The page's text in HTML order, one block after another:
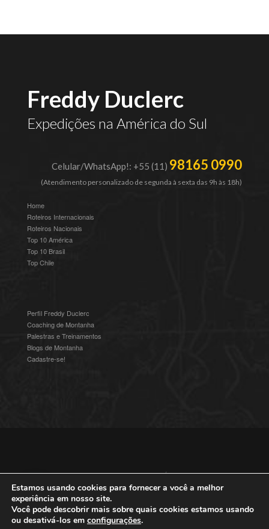
Freddy Duclerc
Expedições na América do Sul
Celular/WhatsApp!: +55 (11) 98165 0990
(Atendimento personalizado de segunda à sexta das 9h às 18h)
Home
Roteiros Internacionais
Roteiros Nacionais
Top 10 América
Top 10 Brasil
Top Chile
Perfil Freddy Duclerc
Coaching de Montanha
Palestras e Treinamentos
Blogs de Montanha
Cadastre-se!
© 2016-2025 Freddy Duclerc - Expedições na Ámerica do Sul.
Devenvolvido porStudioz4 | Política de Privacidade
Estamos usando cookies para fornecer a você a melhor
experiência em nosso site.
Você pode descobrir mais sobre quais cookies estamos usando
ou desativá-los em configurações.